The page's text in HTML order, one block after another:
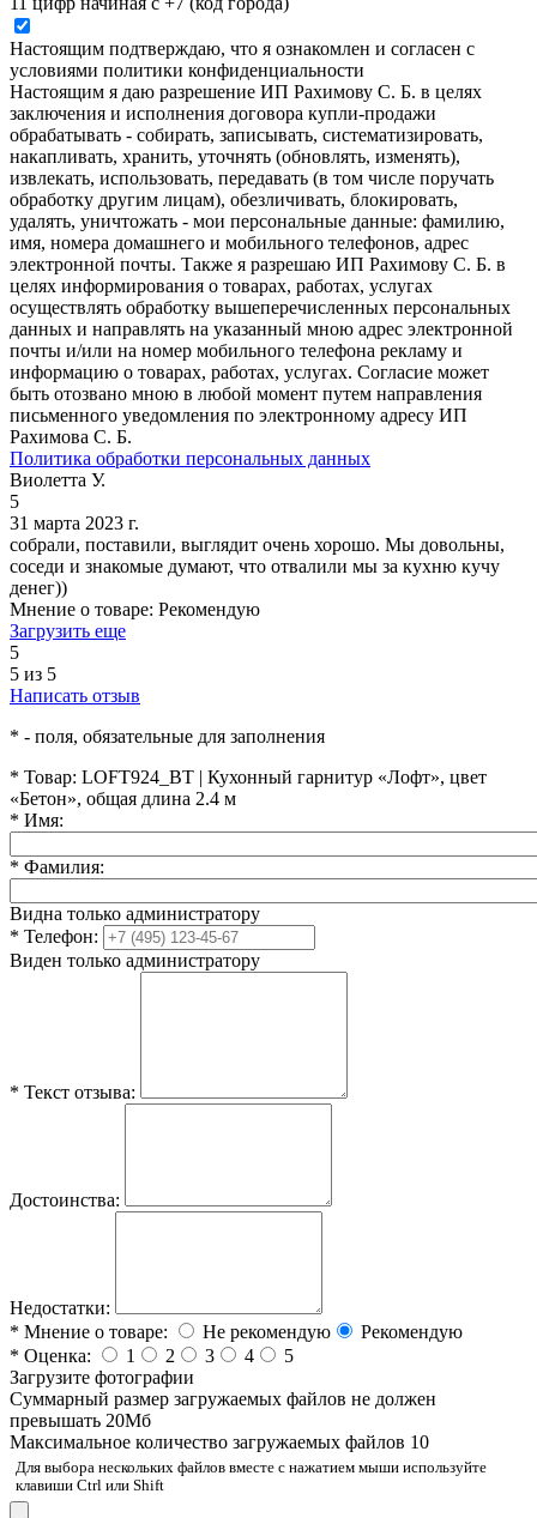
Настоящим подтверждаю, что я ознакомлен и согласен с
условиями политики конфиденциальности
Настоящим я даю разрешение ИП Рахимову С. Б. в целях
заключения и исполнения договора купли-продажи
обрабатывать - собирать, записывать, систематизировать,
накапливать, хранить, уточнять (обновлять, изменять),
извлекать, использовать, передавать (в том числе поручать
обработку другим лицам), обезличивать, блокировать,
удалять, уничтожать - мои персональные данные: фамилию,
имя, номера домашнего и мобильного телефонов, адрес
электронной почты. Также я разрешаю ИП Рахимову С. Б. в
целях информирования о товарах, работах, услугах
осуществлять обработку вышеперечисленных персональных
данных и направлять на указанный мною адрес электронной
почты и/или на номер мобильного телефона рекламу и
информацию о товарах, работах, услугах. Согласие может
быть отозвано мною в любой момент путем направления
письменного уведомления по электронному адресу ИП
Рахимова С. Б.
Политика обработки персональных данных
Виолетта У.
5
31 марта 2023 г.
собрали, поставили, выглядит очень хорошо. Мы довольны,
соседи и знакомые думают, что отвалили мы за кухню кучу
денег))
Мнение о товаре: Рекомендую
Загрузить еще
5
5 из 5
Написать отзыв
* - поля, обязательные для заполнения
* Товар: LOFT924_BT | Кухонный гарнитур «Лофт», цвет
«Бетон», общая длина 2.4 м
* Имя:
* Фамилия:
Видна только администратору
* Телефон:
Виден только администратору
* Текст отзыва:
Достоинства:
Недостатки:
* Мнение о товаре: Не рекомендую
Рекомендую
* Оценка: 1 2 3 4
5
Загрузите фотографии
Cуммарный размер загружаемых файлов не должен
превышать 20Мб
Максимальное количество загружаемых файлов 10
Для выбора нескольких файлов вместе с нажатием мыши используйте
клавиши Ctrl или Shift